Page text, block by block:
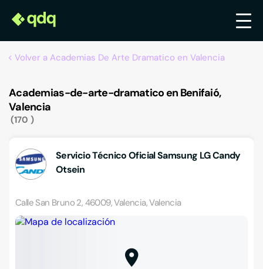
Volver a Academias De Arte Dramatico en Valencia
Academias-de-arte-dramatico en Benifaió,
Valencia
170
Servicio Técnico Oficial Samsung LG Candy
Otsein
Calle San Bruno 2, 46009, Valencia, Valencia